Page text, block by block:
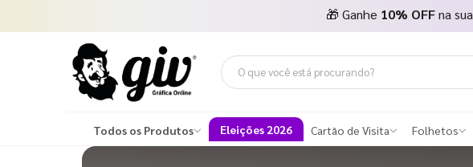
🎁 Ganhe 10% OFFna sua
Todos os Produtos Eleições 2026 Cartão de Visita Folhetos